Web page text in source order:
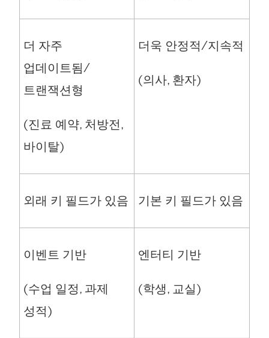
더 자주
업데이트됨/
트랜잭션형
(진료 예약, 처방전,
바이탈)
더욱 안정적/지속적
(의사, 환자)
외래 키 필드가 있음 기본 키 필드가 있음
이벤트 기반
(수업 일정, 과제
성적)
엔터티 기반
(학생, 교실)